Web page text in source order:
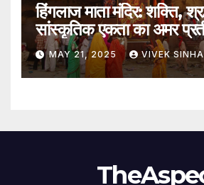
हिंगलाज माता मंदिर: शक्ति,
सांस्कृतिक एकता का अमर
MAY 21, 2025 VIVEK SINHA